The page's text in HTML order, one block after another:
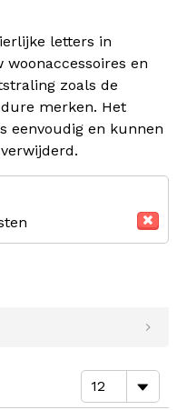
letters in
woonaccessoires en
zoals de
merken. Het
eenvoudig en kunnen